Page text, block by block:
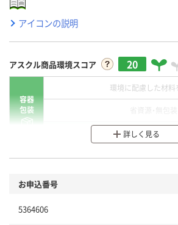
アイコンの説明
アスクル商品環境スコア 20
容器
包装
環境に配慮した材料
分別・リサイクルしやす
本体
詳しく見る
お申込番号
5364606